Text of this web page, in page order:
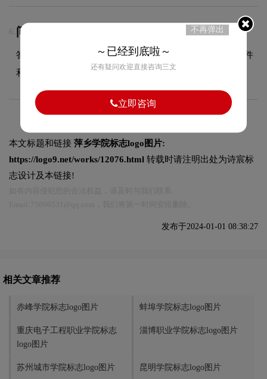
6. 问：LOGO设计交付哪些文件？
答：交付文件包含JPG、PDF、AI、PNG等多种格式的源文件
和展示文件，满足您在不同场景的使用需求。
本文标题和链接 萍乡学院标志logo图片:
https://logo9.net/works/12076.html 转载时请注明出处为诗宸标
志设计及本链接!
发布于2024-01-01 08:38:27
相关文章推荐
赤峰学院标志logo图片 蚌埠学院标志logo图片
重庆电子工程职业学院标志
logo图片
淄博职业学院标志logo图片
苏州城市学院标志logo图片 昆明学院标志logo图片
不再弹出
～已经到底啦～
还有疑问欢迎直接咨询三文
立即咨询